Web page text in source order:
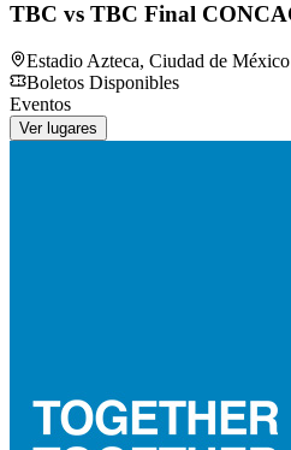
TBC vs TBC Final
Estadio Azteca, Ciudad de México
Boletos Disponibles
Eventos
Ver lugares